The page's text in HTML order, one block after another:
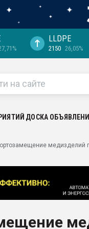
LLDPE
2150 26,05%
ДОСКА
медизделий